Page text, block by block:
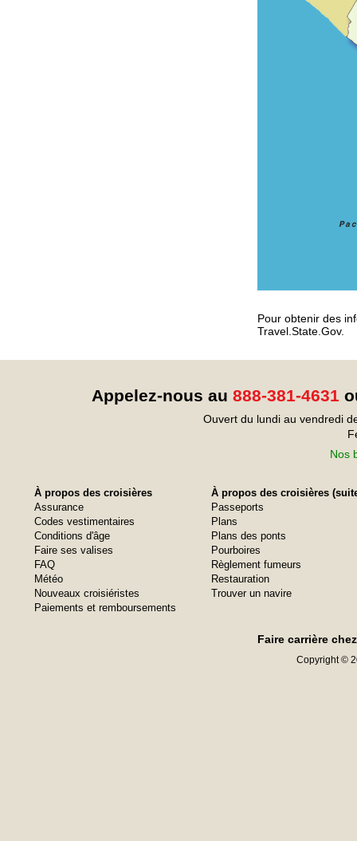
Pour obtenir des
Travel.State.Gov.
Appelez-nous au 888-381-4631
Ouvert du lundi au vendredi
Nos
À propos des croisières
Assurance
Codes vestimentaires
Conditions d'âge
Faire ses valises
FAQ
Météo
Nouveaux croisiéristes
Paiements et remboursements
À propos des croisières
Passeports
Plans
Plans des ponts
Pourboires
Règlement fumeurs
Restauration
Trouver un navire
Faire carrière
Copyright ©